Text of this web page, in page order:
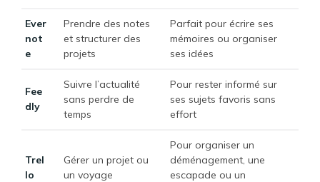
Ever
not
e
Prendre des notes
et structurer des
projets
Parfait pour écrire ses
mémoires ou organiser
ses idées
Fee
dly
Suivre l’actualité
sans perdre de
temps
Pour rester informé sur
ses sujets favoris sans
effort
Trel
lo
Gérer un projet ou
un voyage
Pour organiser un
déménagement, une
escapade ou un